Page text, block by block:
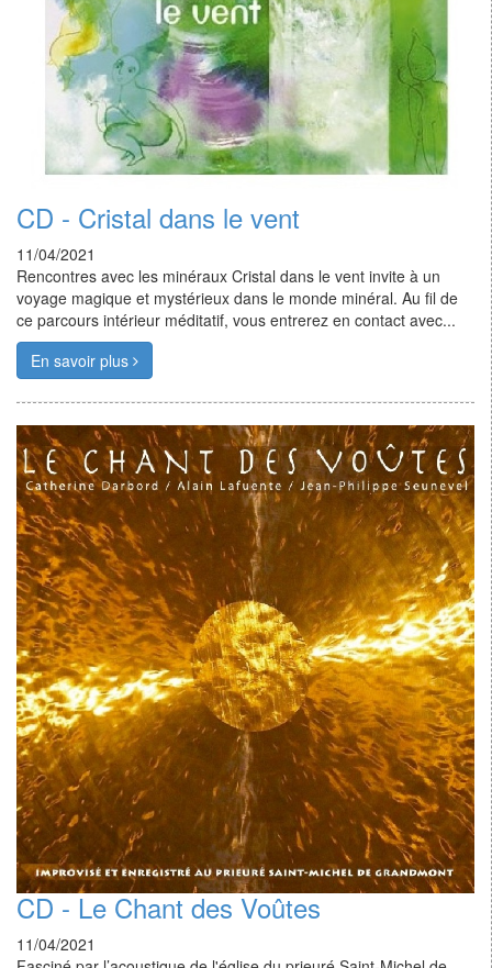
CD - Cristal dans le vent
11/04/2021
Rencontres avec les minéraux Cristal dans le vent invite à un
voyage magique et mystérieux dans le monde minéral. Au fil de
ce parcours intérieur méditatif, vous entrerez en contact avec...
En savoir plus
CD - Le Chant des Voûtes
11/04/2021